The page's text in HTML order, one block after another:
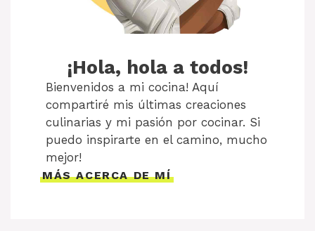
¡Hola, hola a todos!
Bienvenidos a mi cocina! Aquí
compartiré mis últimas creaciones
culinarias y mi pasión por cocinar. Si
puedo inspirarte en el camino, mucho
mejor!
MÁS ACERCA DE MÍ